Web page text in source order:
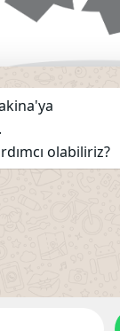
olabiliriz?